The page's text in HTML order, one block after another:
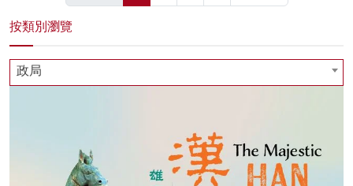
按類別瀏覽
政局